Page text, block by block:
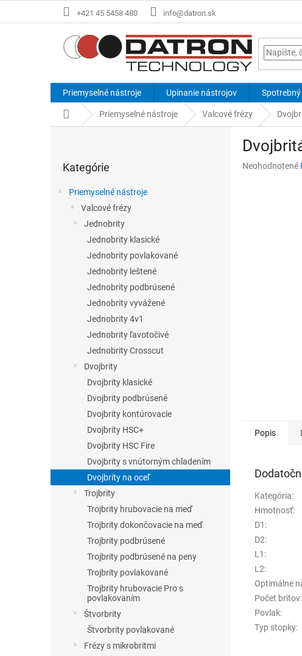
+421 45 5458 480 info@datron.sk
Priemyselné nástroje Upínanie nástrojov Spotrebný
DomovPriemyselné nástroje Valcové frézy
kategórie
Kategórie
Priemyselné nástroje
Valcové frézy
Jednobrity
Jednobrity klasické
Jednobrity povlakované
Jednobrity leštené
Jednobrity podbrúsené
Jednobrity vyvážené
Jednobrity 4v1
Jednobrity ľavotočivé
Jednobrity Crosscut
Dvojbrity
Dvojbrity klasické
Dvojbrity podbrúsené
Dvojbrity kontúrovacie
Dvojbrity HSC+
Dvojbrity HSC Fire
Dvojbrity s vnútorným chladením
Dvojbrity na oceľ
Trojbrity
Trojbrity hrubovacie na meď
Trojbrity dokončovacie na meď
Trojbrity podbrúsené
Trojbrity podbrúsené na peny
Trojbrity povlakované
Trojbrity hrubovacie Pro s
povlakovaním
Štvorbrity
Štvorbrity povlakované
Frézy s mikrobritmi
Priemerné
Neohodnotené
Popis
Kategória:
Hmotnosť:
D1 :
D2:
L1 :
L2:
Optimálne
Počet britov:
Povlak:
Typ stopky: